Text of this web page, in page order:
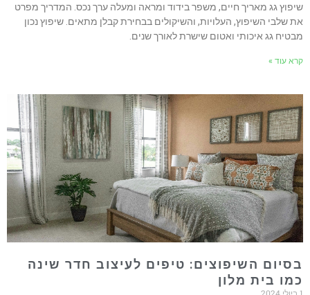
שיפוץ גג מאריך חיים, משפר בידוד ומראה ומעלה ערך נכס. המדריך מפרט
את שלבי השיפוץ, העלויות, והשיקולים בבחירת קבלן מתאים. שיפוץ נכון
מבטיח גג איכותי ואטום שישרת לאורך שנים.
קרא עוד »
בסיום השיפוצים: טיפים לעיצוב חדר שינה
כמו בית מלון
1 ביולי 2024